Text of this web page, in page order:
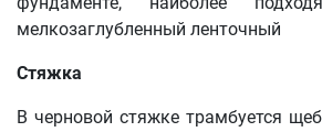
мелкозаглубленный ленточный
Стяжка
В черновой стяжке трамбуется